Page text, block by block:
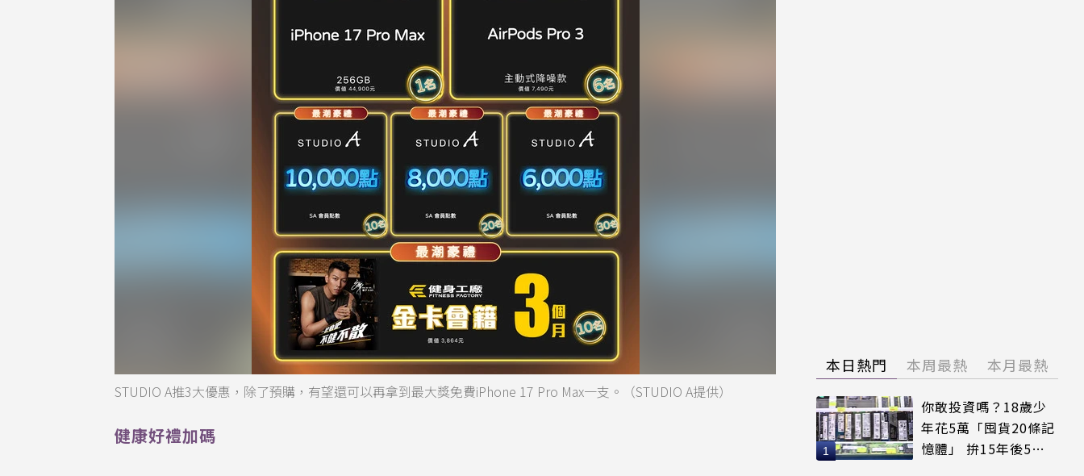
STUDIO A推3大優惠，除了預購，有望還可以再拿到最大獎免費iPhone 17 Pro Max一支。（STUDIO A提供）
健康好禮加碼
本日熱門 本周最熱 本月最熱
你敢投資嗎？18歲少
年花5萬「囤貨20條記
憶體」 拚15年後5倍